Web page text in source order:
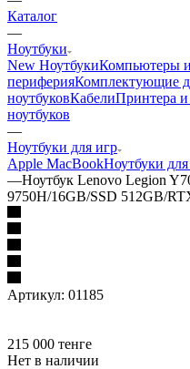
Каталог
—
Ноутбуки
New НоутбукиКомпьютеры
периферияКомплектующие
ноутбуковКабелиПринтера
ноутбуков
—
Ноутбуки для игр
Apple MacBookНоутбуки
—Ноутбук Lenovo Legion
9750H/16GB/SSD 512GB/
Артикул: 01185
215 000 тенге
Нет в наличии